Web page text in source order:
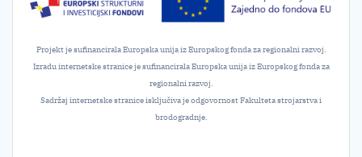
Projekt je sufinancirala Europska unija iz Europskog fonda za regionalni razvoj.
Izradu internetske stranice je sufinancirala Europska unija iz Europskog fonda za
regionalni razvoj.
Sadržaj internetske stranice isključiva je odgovornost Fakulteta strojarstva i
brodogradnje.